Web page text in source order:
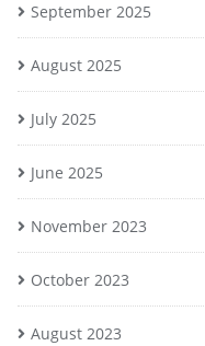
September 2025
August 2025
July 2025
June 2025
November 2023
October 2023
August 2023